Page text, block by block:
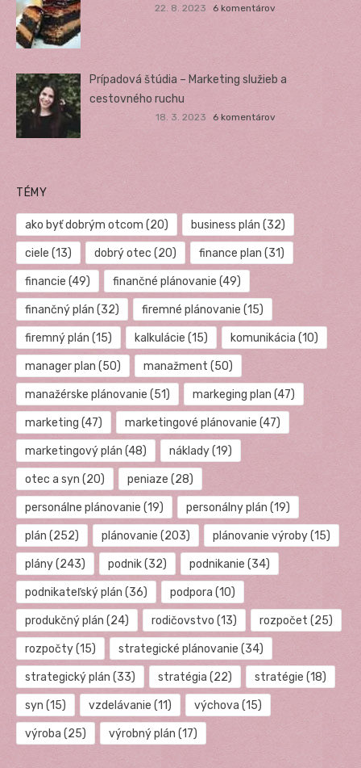
22. 8. 2023 6 komentárov
Prípadová štúdia – Marketing služieb a
cestovného ruchu
18. 3. 2023 6 komentárov
TÉMY
ako byť dobrým otcom (20) business plán (32)
ciele (13) dobrý otec (20) finance plan (31)
financie (49) finančné plánovanie (49)
finančný plán (32) firemné plánovanie (15)
firemný plán (15) kalkulácie (15) komunikácia (10)
manager plan (50) manažment (50)
manažérske plánovanie (51) markeging plan (47)
marketing (47) marketingové plánovanie (47)
marketingový plán (48) náklady(19)
otec a syn (20) peniaze (28)
personálne plánovanie (19) personálny plán (19)
plán (252) plánovanie (203) plánovanie výroby(15)
plány(243) podnik(32) podnikanie (34)
podnikateľský plán (36) podpora (10)
produkčný plán (24) rodičovstvo (13) rozpočet (25)
rozpočty(15) strategické plánovanie (34)
strategický plán (33) stratégia (22) stratégie (18)
syn (15) vzdelávanie (11) výchova (15)
výroba (25) výrobný plán (17)